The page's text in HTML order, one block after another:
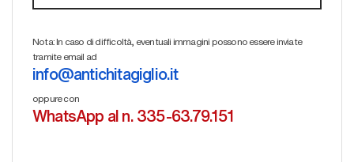
Nota: In caso di difficoltà, eventuali immagini possono essere inviate
tramite email ad
info@antichitagiglio.it
oppure con
WhatsApp al n. 335-63.79.151